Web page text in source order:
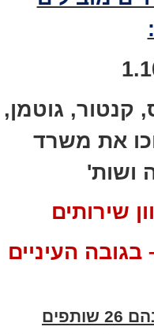
קנטור, גוטמן,
את משרד
ושות'
שירותים
בגובה העיניים